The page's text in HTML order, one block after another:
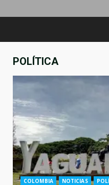
POLÍTICA
COLOMBIA NOTICIAS